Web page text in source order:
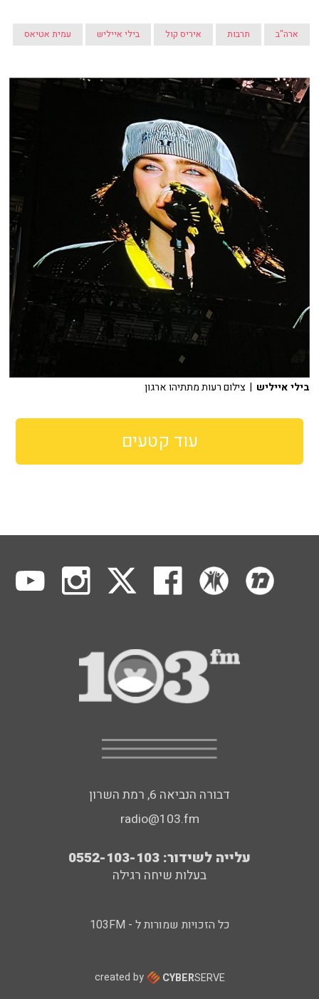
ארה"ב תרבות איריס קול בילי אייליש עמית אטיאס
בילי אייליש | צילום רעות מתתיהו ארגון
עוד קטעים
דבורה הנביאה 6, רמת השרון
radio@103.fm
עלייה לשידור: 0552-103-103
בעלות שיחה רגילה
כל הזכויות שמורות ל - 103FM
created by CYBERSERVE